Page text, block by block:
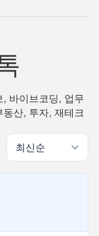
바이브코딩, 업무
산, 투자, 재테크